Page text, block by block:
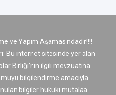
ve Yapım Aşamasındadır!!!!
Bu internet sitesinde yer alan
Birliği’nin ilgili mevzuatına
bilgilendirme amacıyla
bilgiler hukuki mütalaa